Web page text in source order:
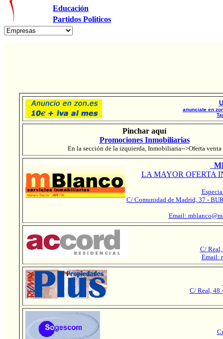
Educación
Partidos Politicos
anunciate en
Pinchar aquí
Promociones Inmobiliarias
En la sección de la izquierda, Inmobiliaria-->Oferta venta
LA MAYOR OFERTA
C/ Comunidad de Madrid, 37 -
Email:
C/
Email:
C/ Real, 48